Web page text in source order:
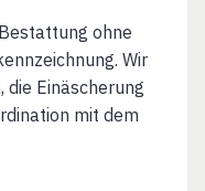
ohne
Wir
Einäscherung
mit dem